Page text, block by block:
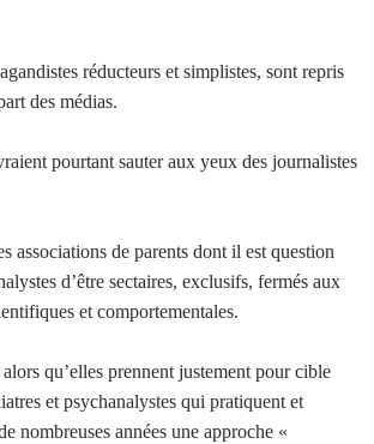
réducteurs et simplistes, sont repris
des médias.
pourtant sauter aux yeux des journalistes
associations de parents dont il est question
d’être sectaires, exclusifs, fermés aux
et comportementales.
qu’elles prennent justement pour cible
et psychanalystes qui pratiquent et
nombreuses années une approche «